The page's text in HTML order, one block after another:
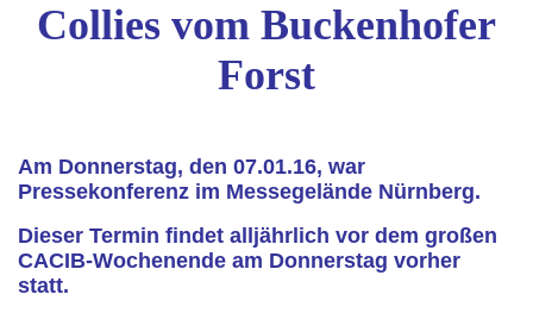
Collies vom Buckenhofer
Forst
Am Donnerstag, den 07.01.16, war
Pressekonferenz im Messegelände Nürnberg.
Dieser Termin findet alljährlich vor dem großen
CACIB-Wochenende am Donnerstag vorher
statt.